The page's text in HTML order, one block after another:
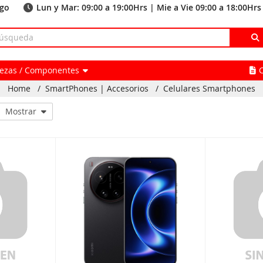
Lun y Mar: 09:00 a 19:00Hrs | Mie a Vie 09:00 a 18:00Hrs
/ Componentes
Home
/ SmartPhones | Accesorios / Celulares Smartphones
Mostrar